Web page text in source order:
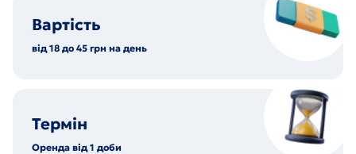
Вартість
від 18 до 45 грн на день
Термін
Оренда від 1 доби